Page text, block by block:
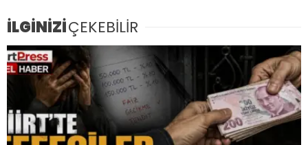
İLGİNİZİÇEKEBİLİR